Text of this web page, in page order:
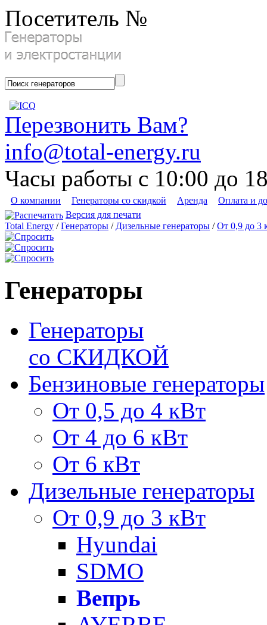
Посетитель №
Перезвонить Вам?
info@total-energy.ru
Часы работы с 10:00 до
О компании Генераторы со скидкой Аренда
Оплата и
Версия для печати
Total Energy /Генераторы / Дизельные генераторы /От 0,9 до 3
Генераторы
Генераторы
со СКИДКОЙ
Бензиновые генераторы
От 0,5 до 4 кВт
От 4 до 6 кВт
От 6 кВт
Дизельные генераторы
От 0,9 до 3 кВт
Hyundai
SDMO
Вепрь